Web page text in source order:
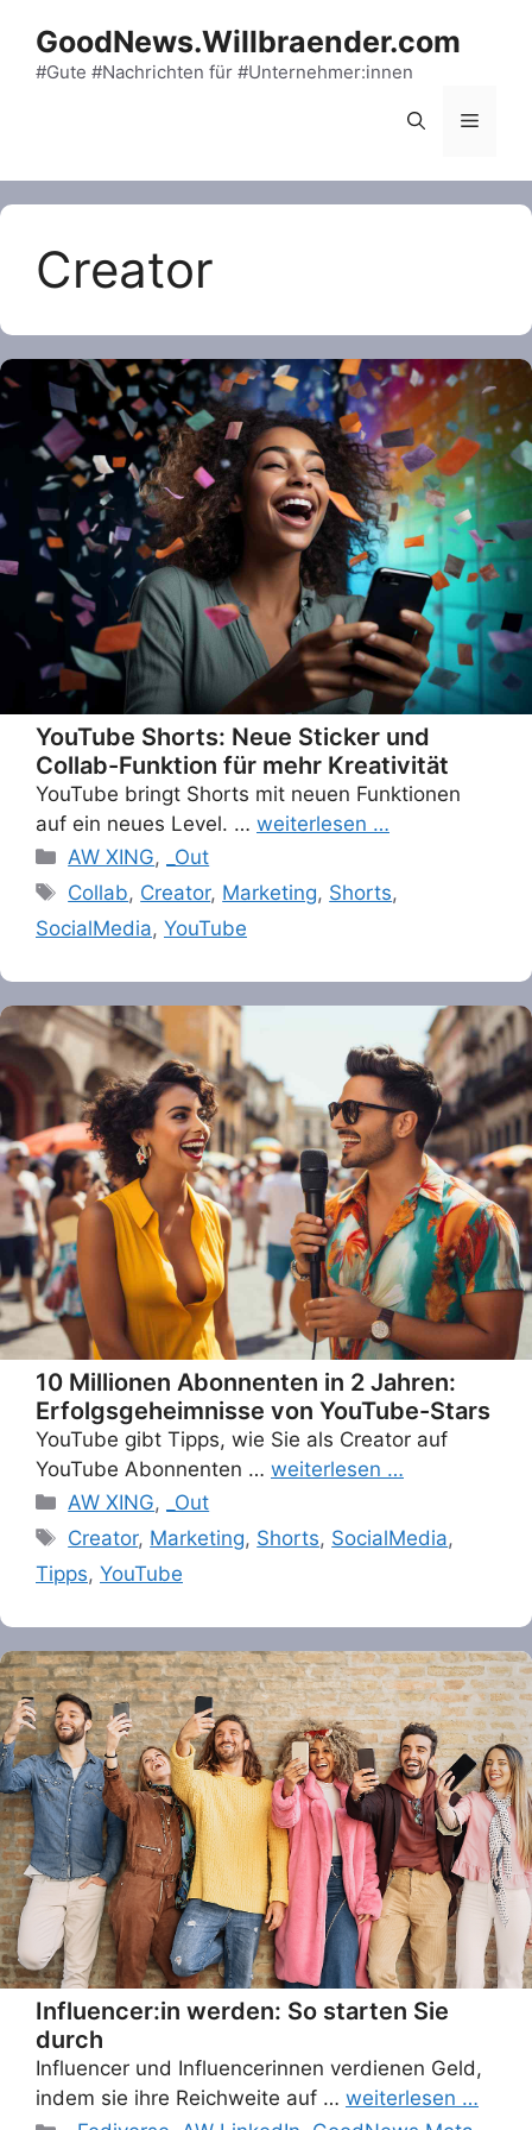
content
GoodNews.Willbraender.com
#Gute #Nachrichten für #Unternehmer:innen
Menu
Creator
YouTube Shorts: Neue Sticker und
Collab-Funktion für mehr Kreativität
YouTube bringt Shorts mit neuen Funktionen
auf ein neues Level. … weiterlesen …
Categories
AW XING,
_Out
Tags
Collab, Creator, Marketing, Shorts,
SocialMedia, YouTube
10 Millionen Abonnenten in 2 Jahren:
Erfolgsgeheimnisse von YouTube-Stars
YouTube gibt Tipps, wie Sie als Creator auf
YouTube Abonnenten … weiterlesen …
Categories
AW XING,
_Out
Tags
Creator, Marketing, Shorts, SocialMedia,
Tipps, YouTube
Influencer:in werden: So starten Sie
durch
Influencer und Influencerinnen verdienen Geld,
indem sie ihre Reichweite auf … weiterlesen …